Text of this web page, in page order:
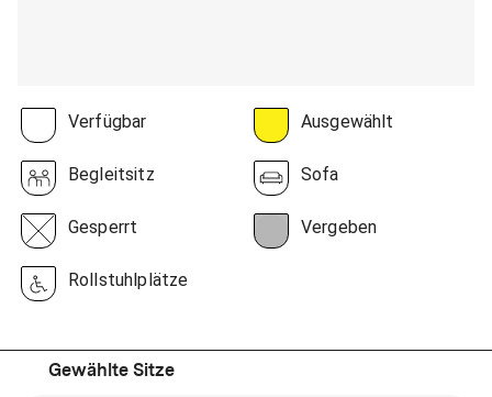
Verfügbar Ausgewählt
Begleitsitz Sofa
Gesperrt Vergeben
Rollstuhlplätze
Gewählte Sitze